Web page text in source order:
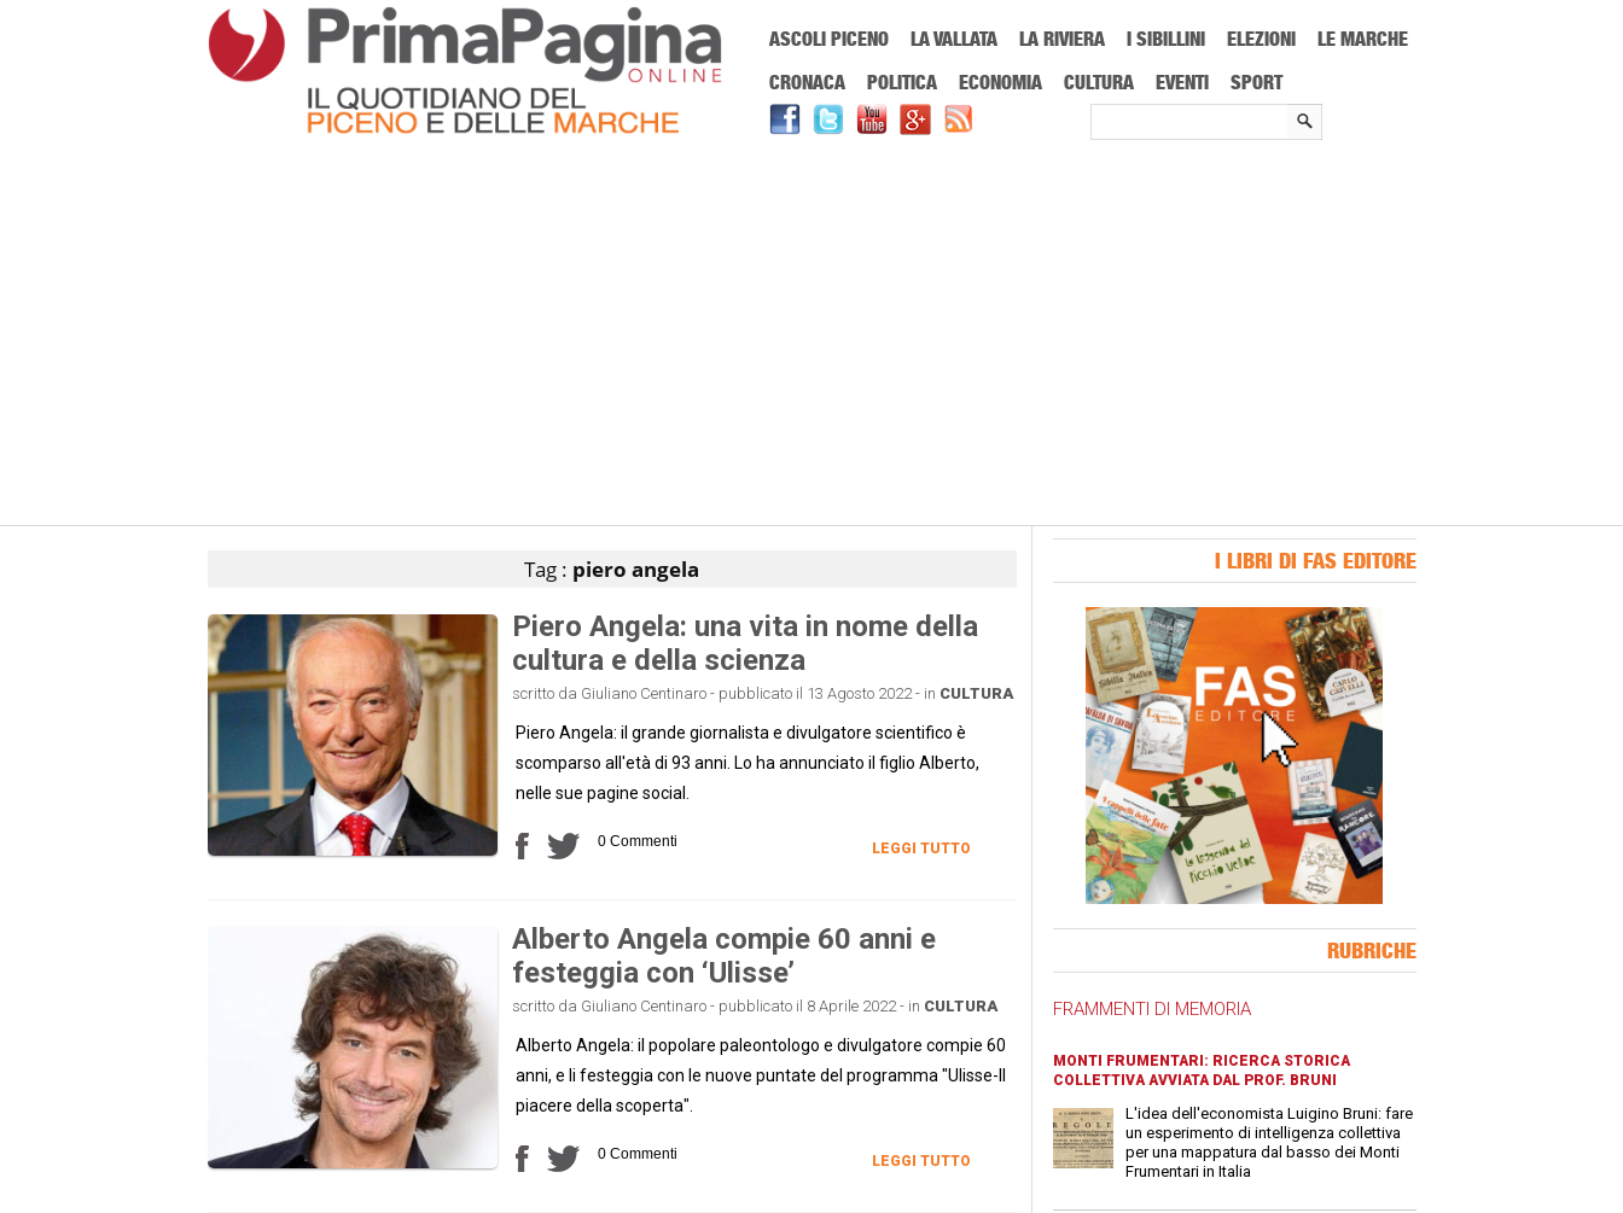
ASCOLI PICENO LA VALLATA LA RIVIERA I SIBILLINI ELEZIONI
LE MARCHE
CRONACA
POLITICA ECONOMIA CULTURA EVENTI SPORT
Tag : piero angela
Piero Angela: una vita in nome della
cultura e della scienza
scritto da Giuliano Centinaro - pubblicato il 13 Agosto 2022 - in CULTURA
Piero Angela: il grande giornalista e divulgatore scientifico è
scomparso all'età di 93 anni. Lo ha annunciato il figlio Alberto,
nelle sue pagine social.
0 Commenti LEGGI TUTTO
Alberto Angela compie 60 anni e
festeggia con ‘Ulisse’
scritto da Giuliano Centinaro - pubblicato il 8 Aprile 2022 - in CULTURA
Alberto Angela: il popolare paleontologo e divulgatore compie 60
anni, e li festeggia con le nuove puntate del programma "Ulisse-Il
piacere della scoperta".
0 Commenti LEGGI TUTTO
I LIBRI DI FAS EDITORE
RUBRICHE
FRAMMENTI DI MEMORIA
MONTI FRUMENTARI: RICERCA STORICA
COLLETTIVA AVVIATA DAL PROF. BRUNI
L'idea dell'economista Luigino Bruni: fare
un esperimento di intelligenza collettiva
per una mappatura dal basso dei Monti
Frumentari in Italia